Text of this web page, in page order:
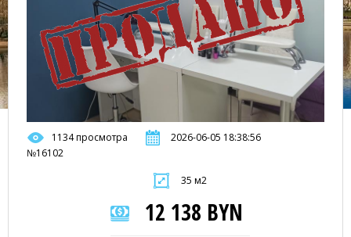
1134 просмотра
2026-06-05 18:38:56
№16102
35 м2
12 138 BYN